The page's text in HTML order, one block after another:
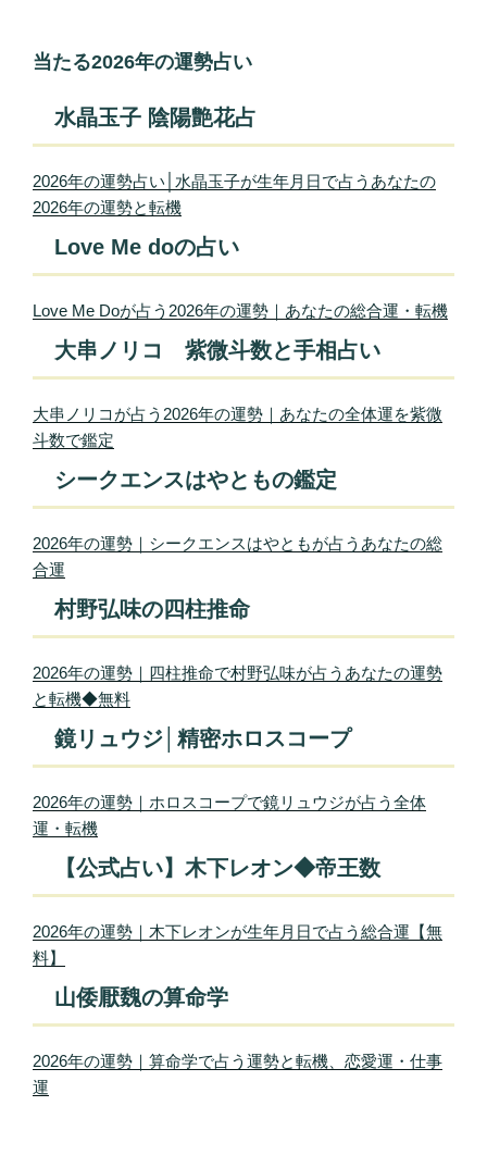
当たる2026年の運勢占い
水晶玉子 陰陽艶花占
2026年の運勢占い│水晶玉子が生年月日で占うあなたの
2026年の運勢と転機
Love Me doの占い
Love Me Doが占う2026年の運勢｜あなたの総合運・転機
大串ノリコ 紫微斗数と手相占い
大串ノリコが占う2026年の運勢｜あなたの全体運を紫微
斗数で鑑定
シークエンスはやともの鑑定
2026年の運勢｜シークエンスはやともが占うあなたの総
合運
村野弘味の四柱推命
2026年の運勢｜四柱推命で村野弘味が占うあなたの運勢
と転機◆無料
鏡リュウジ│精密ホロスコープ
2026年の運勢｜ホロスコープで鏡リュウジが占う全体
運・転機
【公式占い】木下レオン◆帝王数
2026年の運勢｜木下レオンが生年月日で占う総合運【無
料】
山倭厭魏の算命学
2026年の運勢｜算命学で占う運勢と転機、恋愛運・仕事
運